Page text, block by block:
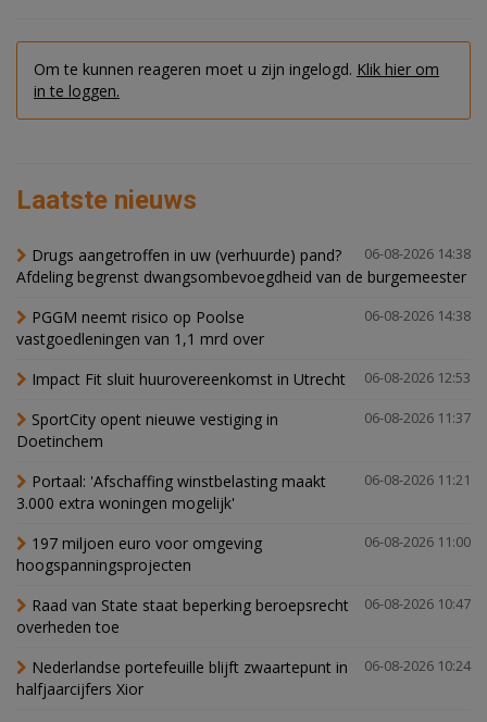
Om te kunnen reageren moet u zijn ingelogd. Klik hier om
in te loggen.
Laatste nieuws
06-08-2026 14:38
Drugs aangetroffen in uw (verhuurde) pand?
Afdeling begrenst dwangsombevoegdheid van de burgemeester
06-08-2026 14:38
PGGM neemt risico op Poolse
vastgoedleningen van 1,1 mrd over
06-08-2026 12:53
Impact Fit sluit huurovereenkomst in Utrecht
06-08-2026 11:37
SportCity opent nieuwe vestiging in
Doetinchem
06-08-2026 11:21
Portaal: 'Afschaffing winstbelasting maakt
3.000 extra woningen mogelijk'
06-08-2026 11:00
197 miljoen euro voor omgeving
hoogspanningsprojecten
06-08-2026 10:47
Raad van State staat beperking beroepsrecht
overheden toe
06-08-2026 10:24
Nederlandse portefeuille blijft zwaartepunt in
halfjaarcijfers Xior